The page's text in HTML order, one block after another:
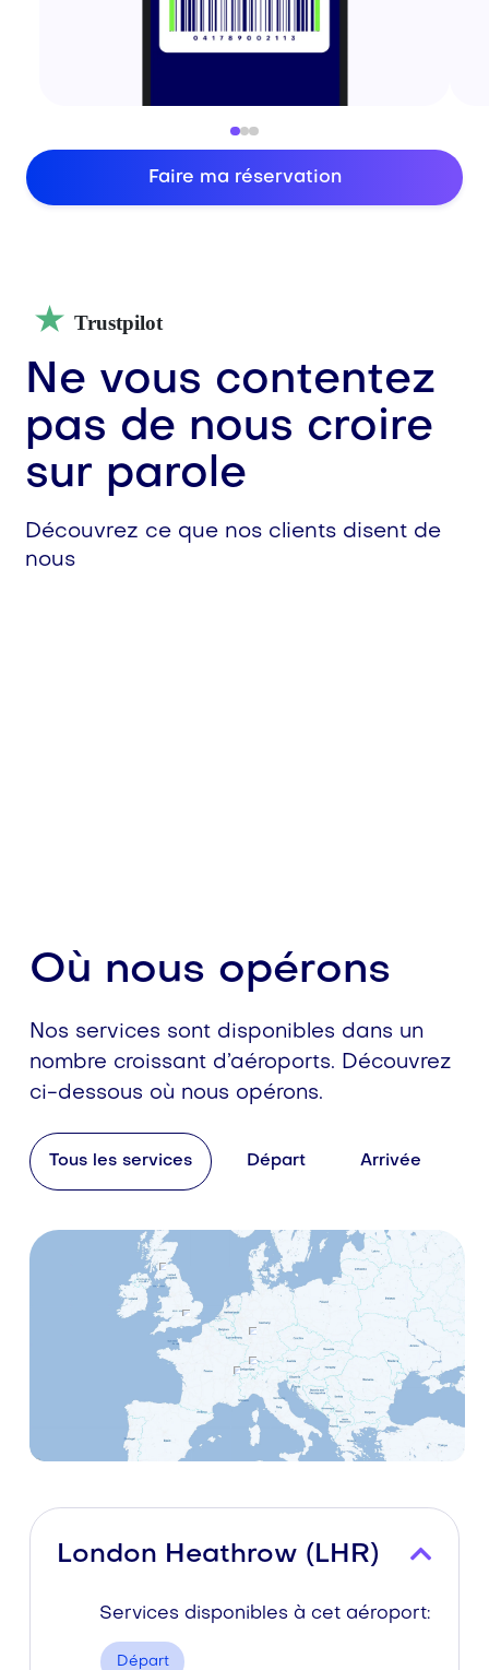
Faire ma réservation
Trustpilot
Ne vous contentez
pas de nous croire
sur parole
Découvrez ce que nos clients disent de
nous
Où nous opérons
Nos services sont disponibles dans un
nombre croissant d’aéroports. Découvrez
ci-dessous où nous opérons.
Tous les services Départ Arrivée
London Heathrow (LHR)
Services disponibles à cet aéroport:
Départ